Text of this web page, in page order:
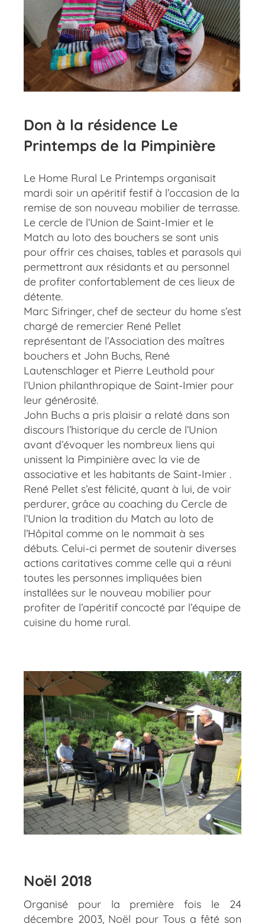
Don à la résidence Le
Printemps de la Pimpinière
Le Home Rural Le Printemps organisait
mardi soir un apéritif festif à l’occasion de la
remise de son nouveau mobilier de terrasse.
Le cercle de l’Union de Saint-Imier et le
Match au loto des bouchers se sont unis
pour offrir ces chaises, tables et parasols qui
permettront aux résidants et au personnel
de profiter confortablement de ces lieux de
détente.
Marc Sifringer, chef de secteur du home s’est
chargé de remercier René Pellet
représentant de l’Association des maîtres
bouchers et John Buchs, René
Lautenschlager et Pierre Leuthold pour
l’Union philanthropique de Saint-Imier pour
leur générosité.
John Buchs a pris plaisir a relaté dans son
discours l’historique du cercle de l’Union
avant d’évoquer les nombreux liens qui
unissent la Pimpinière avec la vie de
associative et les habitants de Saint-Imier .
René Pellet s’est félicité, quant à lui, de voir
perdurer, grâce au coaching du Cercle de
l’Union la tradition du Match au loto de
l’Hôpital comme on le nommait à ses
débuts. Celui-ci permet de soutenir diverses
actions caritatives comme celle qui a réuni
toutes les personnes impliquées bien
installées sur le nouveau mobilier pour
profiter de l’apéritif concocté par l’équipe de
cuisine du home rural.
Noël 2018
Organisé pour la première fois le 24
décembre 2003, Noël pour Tous a fêté son